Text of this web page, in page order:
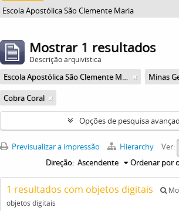
Escola Apostólica São Clemente Maria
Mostrar 1 resultados
Descrição arquivística
Escola Apostólica São Clemente Maria
Minas
Cobra Coral
Opções de pesquisa
Previsualizar a impressão Hierarchy
Ver:
Ordenar por
Direção: Ascendente
1 resultados com objetos digitais
objetos digitais